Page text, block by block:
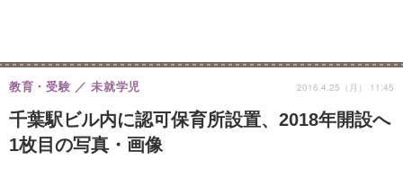
千葉駅ビル内に認可保育所設置、2018年開設へ
1枚目の写真・画像
教育・受験 未就学児 2016.4.25（月） 11:45